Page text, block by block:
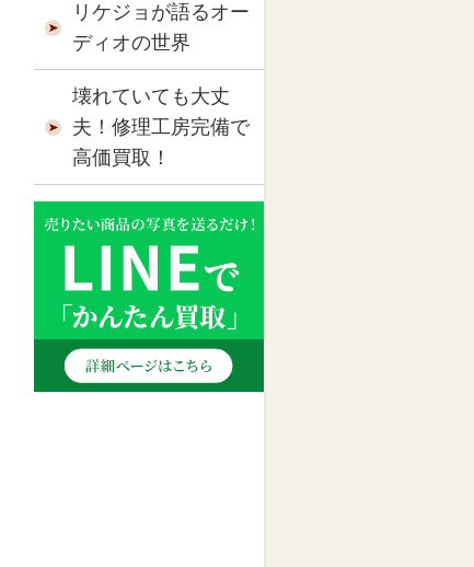
リケジョが語るオー
ディオの世界
壊れていても大丈
夫！修理工房完備で
高価買取！